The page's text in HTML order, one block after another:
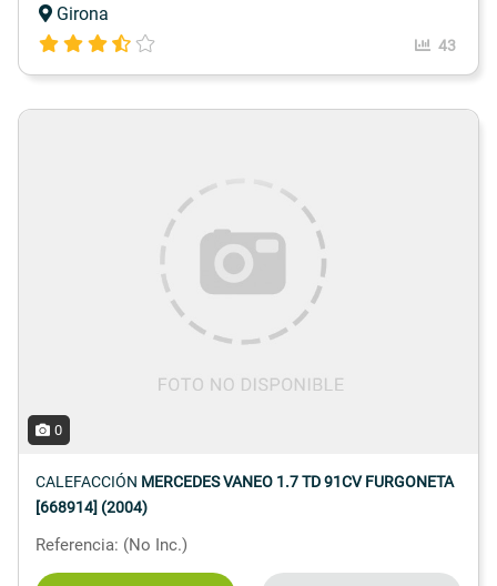
Girona
43
0
CALEFACCIÓN MERCEDES VANEO 1.7 TD 91CV FURGONETA
[668914] (2004)
Referencia: (No Inc.)